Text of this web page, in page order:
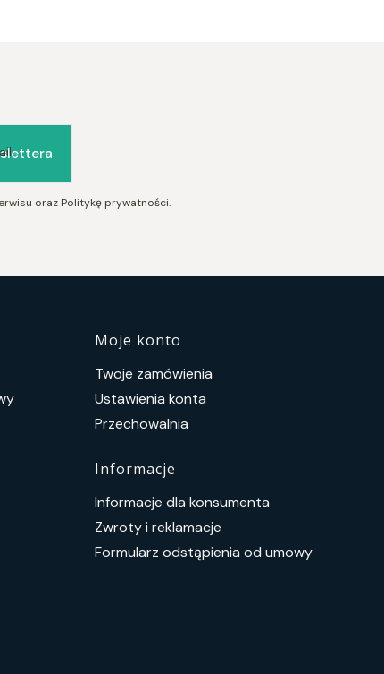
oraz Politykę prywatności.
Moje konto
Twoje zamówienia
Ustawienia konta
Przechowalnia
Informacje
Informacje dla konsumenta
Zwroty i reklamacje
Formularz odstąpienia od umowy